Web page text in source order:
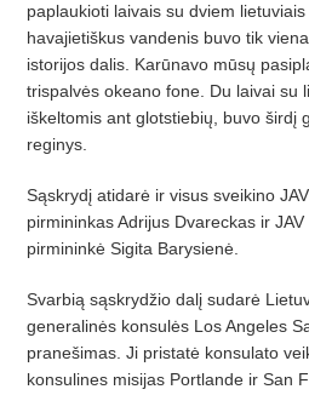
paplaukioti laivais su dviem
havajietiškus vandenis buvo tik
istorijos dalis. Karūnavo mūsų
trispalvės okeano fone. Du laivai su
iškeltomis ant glotstiebių, buvo širdį
reginys.
Sąskrydį atidarė ir visus sveikino
pirmininkas Adrijus Dvareckas ir
pirmininkė Sigita Barysienė.
Svarbią sąskrydžio dalį sudarė
generalinės konsulės Los Angeles
pranešimas. Ji pristatė konsulato
konsulines misijas Portlande ir San